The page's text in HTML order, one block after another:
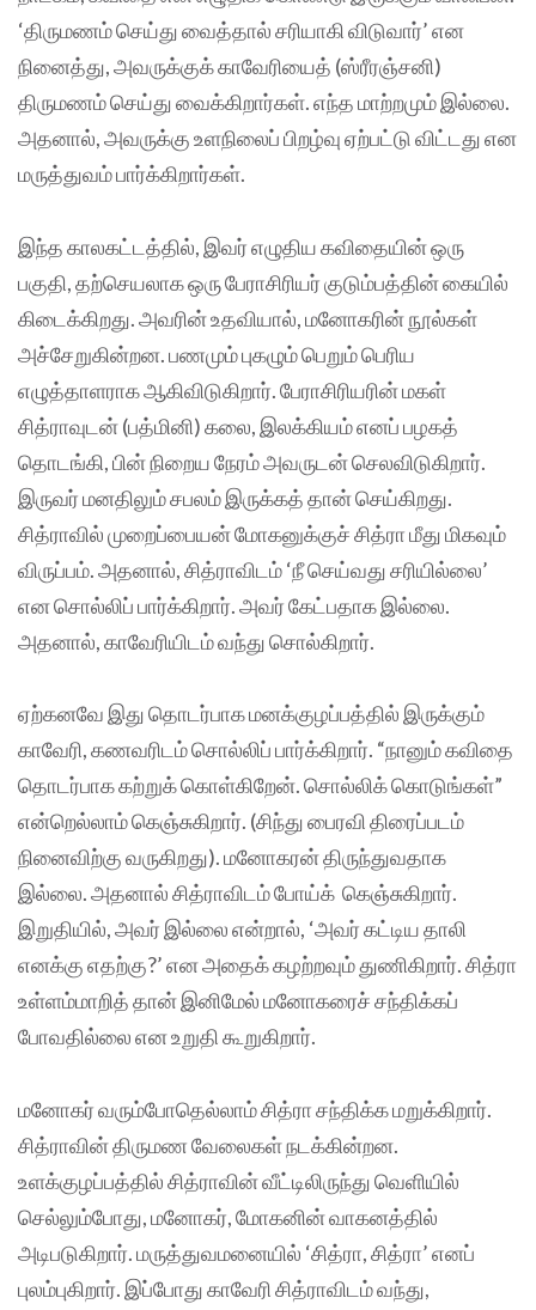
‘திருமணம் செய்து வைத்தால் சரியாகி விடுவார்’ என
நினைத்து, அவருக்குக் காவேரியைத் (ஸ்ரீரஞ்சனி)
திருமணம் செய்து வைக்கிறார்கள். எந்த மாற்றமும் இல்லை.
அதனால், அவருக்கு உளநிலைப் பிறழ்வு ஏற்பட்டு விட்டது என
மருத்துவம் பார்க்கிறார்கள்.
இந்த காலகட்டத்தில், இவர் எழுதிய கவிதையின் ஒரு
பகுதி, தற்செயலாக ஒரு பேராசிரியர் குடும்பத்தின் கையில்
கிடைக்கிறது. அவரின் உதவியால், மனோகரின் நூல்கள்
அச்சேறுகின்றன. பணமும் புகழும் பெறும் பெரிய
எழுத்தாளராக ஆகிவிடுகிறார். பேராசிரியரின் மகள்
சித்ராவுடன் (பத்மினி) கலை, இலக்கியம் எனப் பழகத்
தொடங்கி, பின் நிறைய நேரம் அவருடன் செலவிடுகிறார்.
இருவர் மனதிலும் சபலம் இருக்கத் தான் செய்கிறது.
சித்ராவில் முறைப்பையன் மோகனுக்குச் சித்ரா மீது மிகவும்
விருப்பம். அதனால், சித்ராவிடம் ‘நீ செய்வது சரியில்லை’
என சொல்லிப் பார்க்கிறார். அவர் கேட்பதாக இல்லை.
அதனால், காவேரியிடம் வந்து சொல்கிறார்.
ஏற்கனவே இது தொடர்பாக மனக்குழப்பத்தில் இருக்கும்
காவேரி, கணவரிடம் சொல்லிப் பார்க்கிறார். “நானும் கவிதை
தொடர்பாக கற்றுக் கொள்கிறேன். சொல்லிக் கொடுங்கள்”
என்றெல்லாம் கெஞ்சுகிறார். (சிந்து பைரவி திரைப்படம்
நினைவிற்கு வருகிறது). மனோகரன் திருந்துவதாக
இல்லை. அதனால் சித்ராவிடம் போய்க் கெஞ்சுகிறார்.
இறுதியில், அவர் இல்லை என்றால், ‘அவர் கட்டிய தாலி
எனக்கு எதற்கு?’ என அதைக் கழற்றவும் துணிகிறார். சித்ரா
உள்ளம்மாறித் தான் இனிமேல் மனோகரைச் சந்திக்கப்
போவதில்லை என உறுதி கூறுகிறார்.
மனோகர் வரும்போதெல்லாம் சித்ரா சந்திக்க மறுக்கிறார்.
சித்ராவின் திருமண வேலைகள் நடக்கின்றன.
உளக்குழப்பத்தில் சித்ராவின் வீட்டிலிருந்து வெளியில்
செல்லும்போது, மனோகர், மோகனின் வாகனத்தில்
அடிபடுகிறார். மருத்துவமனையில் ‘சித்ரா, சித்ரா’ எனப்
புலம்புகிறார். இப்போது காவேரி சித்ராவிடம் வந்து,